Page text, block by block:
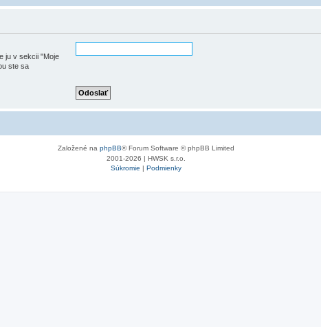
ju v sekcii "Moje
ste sa
Založené na phpBB® Forum Software © phpBB Limited
2001-2026 | HWSK s.r.o.
Súkromie | Podmienky